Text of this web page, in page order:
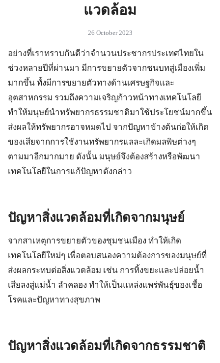
แวดล้อม
26 October 2023
อย่างที่เราทราบกันดีว่าจำนวนประชากรประเทศไทยใน
ช่วงหลายปีที่ผ่านมา มีการขยายตัวจากชนบทสู่เมืองเพิ่ม
มากขึ้น ทั้งมีการขยายตัวทางด้านเศรษฐกิจและ
อุตสาหกรรม รวมถึงความเจริญก้าวหน้าทางเทคโนโลยี
ทำให้มนุษย์นำทรัพยากรธรรมชาติมาใช้ประโยชน์มากขึ้น
ส่งผลให้ทรัพยากรอาจหมดไป จากปัญหาข้างต้นก่อให้เกิด
ของเสียจากการใช้งานทรัพยากรแลละเกิดมลพิษต่างๆ
ตามมาอีกมากมาย ดังนั้น มนุษย์จึงต้องสร้างหรือพัฒนา
เทคโนโลยีในการแก้ปัญหาดังกล่าว
ปัญหาสิ่งแวดล้อมที่เกิดจากมนุษย์
จากสาเหตุการขยายตัวของชุมชนเมือง ทำให้เกิด
เทคโนโลยีใหม่ๆ เพื่อตอบสนองความต้องการของมนุษย์ที่
ส่งผลกระทบต่อสิ่งแวดล้อม เช่น การทิ้งขยะและปล่อยน้ำ
เสียลงสู่แม่น้ำ ลำคลอง ทำให้เป็นแหล่งแพร่พันธุ์ของเชื้อ
โรคและปัญหาทางสุขภาพ
ปัญหาสิ่งแวดล้อมที่เกิดจากธรรมชาติ